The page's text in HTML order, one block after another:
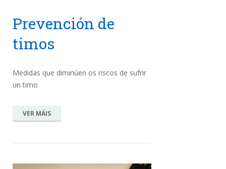
Prevención de
timos
Medidas que diminúen os riscos de sufrir
un timo
VER MÁIS